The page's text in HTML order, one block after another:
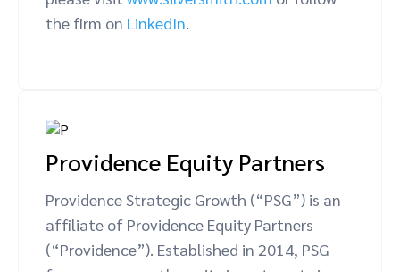
the firm on LinkedIn.
Providence Equity Partners
Providence Strategic Growth (“PSG”) is an
affiliate of Providence Equity Partners
(“Providence”). Established in 2014, PSG